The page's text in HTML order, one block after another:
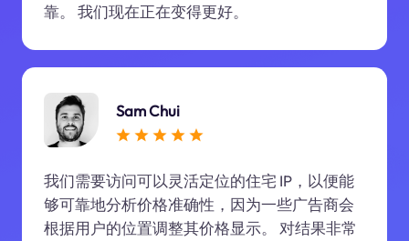
靠。 我们现在正在变得更好。
Sam Chui
我们需要访问可以灵活定位的住宅 IP，以便能
够可靠地分析价格准确性，因为一些广告商会
根据用户的位置调整其价格显示。 对结果非常